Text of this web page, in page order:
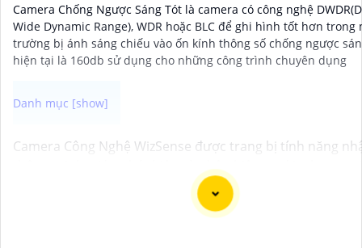
Camera Chống Ngược Sáng Tót là camera có công nghệ
Wide Dynamic Range), WDR hoặc BLC để ghi hình tốt hơn trong
trường bị ánh sáng chiếu vào ốn kính thông số chống ngược
hiện tại là 160db sử dụng cho những công trình chuyên dụng
Camera Công Nghệ WizSense được trang bị tính năng
thông minh, giúp phát hiện và phân biệt người, phương
độ chính xác cao. Hệ thống có khả năng tự động phân
ảnh, giảm thiểu cảnh báo giả mạo. Ngoài ra, camera